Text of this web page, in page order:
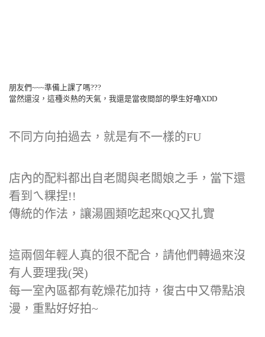
朋友們~~~準備上課了嗎???
當然還沒，這種炎熱的天氣，我還是當夜間部的學生好嚕XDD
不同方向拍過去，就是有不一樣的FU
店內的配料都出自老闆與老闆娘之手，當下還
看到ㄟ粿捏!!
傳統的作法，讓湯圓類吃起來QQ又扎實
這兩個年輕人真的很不配合，請他們轉過來沒
有人要理我(哭)
每一室內區都有乾燥花加持，復古中又帶點浪
漫，重點好好拍~